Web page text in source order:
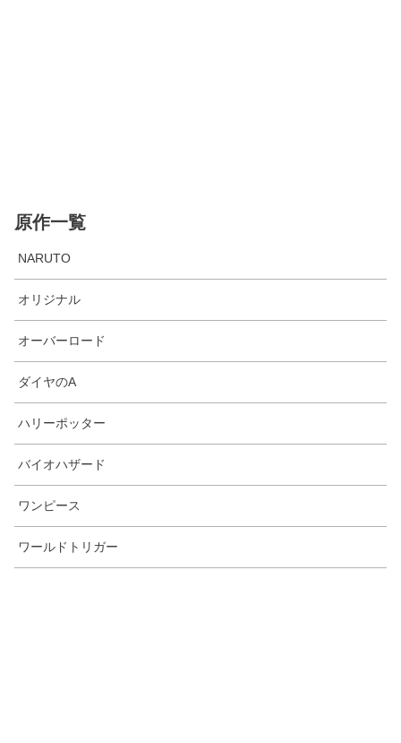
原作一覧
NARUTO
オリジナル
オーバーロード
ダイヤのA
ハリーポッター
バイオハザード
ワンピース
ワールドトリガー